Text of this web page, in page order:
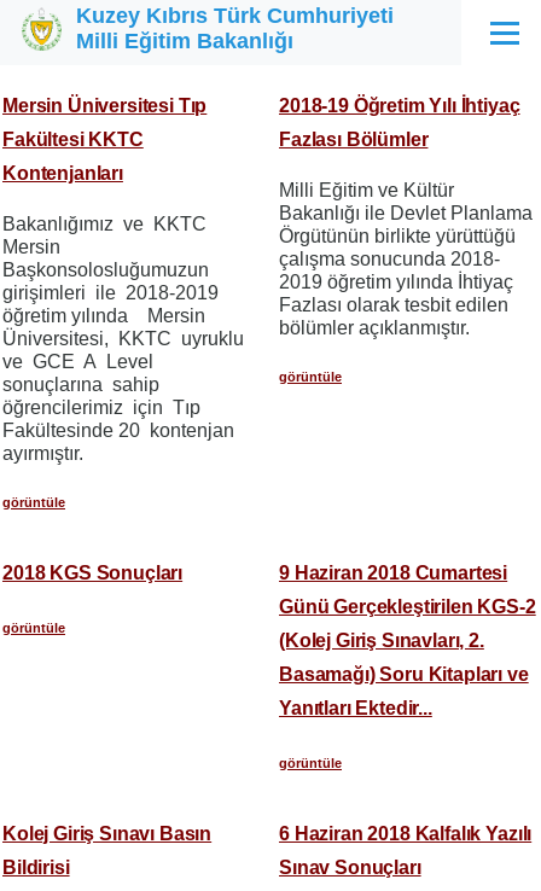
Ana içeriğe atla
Kuzey Kıbrıs Türk Cumhuriyeti
Milli Eğitim Bakanlığı
Menü
Mersin Üniversitesi Tıp
Fakültesi KKTC
Kontenjanları
Bakanlığımız ve KKTC
Mersin
Başkonsolosluğumuzun
girişimleri ile 2018-2019
öğretim yılında Mersin
Üniversitesi, KKTC uyruklu
ve GCE A Level
sonuçlarına sahip
öğrencilerimiz için Tıp
Fakültesinde 20 kontenjan
ayırmıştır.
görüntüle
2018-19 Öğretim Yılı İhtiyaç
Fazlası Bölümler
Milli Eğitim ve Kültür
Bakanlığı ile Devlet Planlama
Örgütünün birlikte yürüttüğü
çalışma sonucunda 2018-
2019 öğretim yılında İhtiyaç
Fazlası olarak tesbit edilen
bölümler açıklanmıştır.
görüntüle
2018 KGS Sonuçları
görüntüle
9 Haziran 2018 Cumartesi
Günü Gerçekleştirilen KGS-2
(Kolej Giriş Sınavları, 2.
Basamağı) Soru Kitapları ve
Yanıtları Ektedir...
görüntüle
Kolej Giriş Sınavı Basın
Bildirisi
6 Haziran 2018 Kalfalık Yazılı
Sınav Sonuçları